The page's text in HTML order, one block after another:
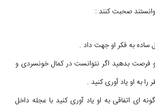
صحبت کنند :
ساده به فکر او جهت داد .
بدهید اگر نتوانست در کمال خونسردی و
را به او یاد آوری کنید .
ای اتفاقی به او یاد آوری کنید با عجله داخل